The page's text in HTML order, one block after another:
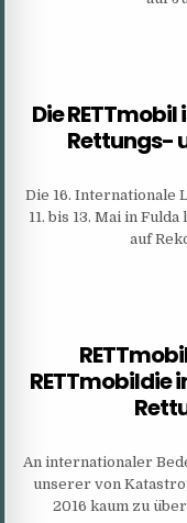
Die
Rettungs-
Die 16. Internationale
11. bis 13. Mai in
auf
RETTmobildie
An internationaler
unserer von
2016 kaum zu